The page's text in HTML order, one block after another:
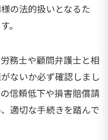
の法的扱いとなるた
。
務士や顧問弁護士と相
ないか必ず確認しまし
信頼低下や損害賠償請
適切な手続きを踏んで